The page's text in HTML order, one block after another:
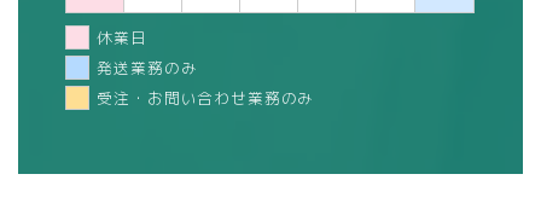
休業日
発送業務のみ
受注・お問い合わせ業務のみ